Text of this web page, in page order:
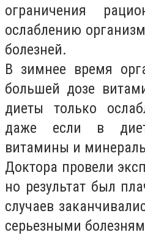
ограничения
ослаблению
болезней.
В зимнее время
большей дозе
диеты только
даже если в
витамины и
Доктора провели
но результат был
случаев
серьезными